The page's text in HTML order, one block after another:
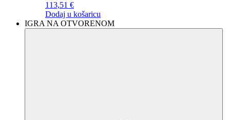
113,51 €
Dodaj u košaricu
IGRA NA OTVORENOM